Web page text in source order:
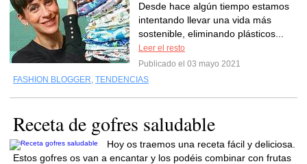
Desde hace algún tiempo estamos
intentando llevar una vida más
sostenible, eliminando plásticos...
Leer el resto
Publicado el 03 mayo 2021
FASHION BLOGGER, TENDENCIAS
Receta de gofres saludable
Hoy os traemos una receta fácil y deliciosa.
Estos gofres os van a encantar y los podéis combinar con frutas